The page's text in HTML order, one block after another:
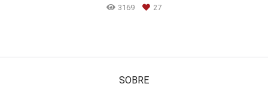
3169 27
SOBRE